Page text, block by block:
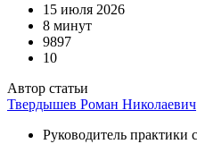
15 июля 2026
8 минут
9897
10
Автор статьи
Твердышев Роман Николаевич
Руководитель практики